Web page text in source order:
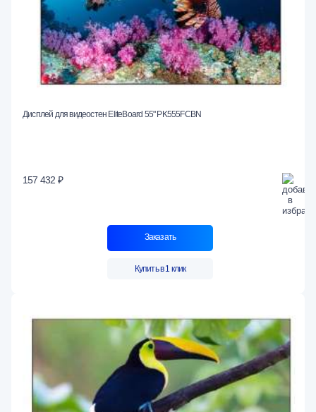
Дисплей для видеостен EliteBoard 55" PK555FCBN
157 432 ₽
Заказать
Купить в 1 клик